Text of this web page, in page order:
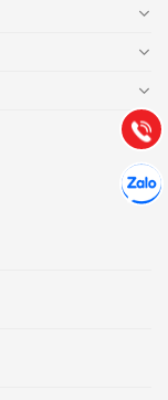
Gọi
(028) 22.166.144
Chát